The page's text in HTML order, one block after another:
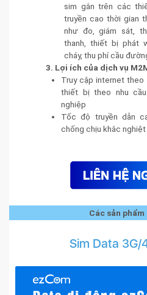
sim gắn trên các
truyền cao thời gian
như đo, giám sát,
thanh, thiết bị phát
cháy, thu phí cầu
3. Lợi ích của dịch vụ
Truy cập internet
thiết bị theo nhu
nghiệp
Tốc độ truyền dẫn
chống chịu khắc
Các sản
Sim Data 3G/